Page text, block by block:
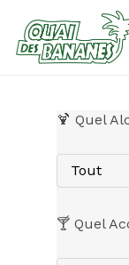
main
content
🍹 Quel
Tout
🍸 Quel